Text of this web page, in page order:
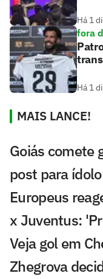
Há 1
fora
Há 1
MAIS LANCE!
Goiás comete
post para ídolo
Europeus
x Juventus:
Veja gol em
Zhegrova